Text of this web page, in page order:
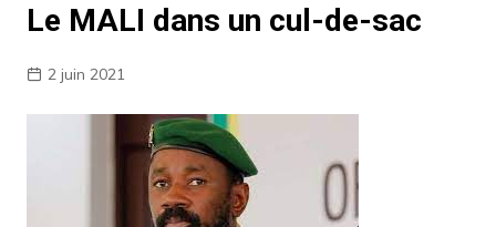
Le MALI dans un cul-de-sac
2 juin 2021